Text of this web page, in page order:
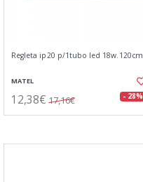
Regleta ip20 p/1tubo led 18w.120cm
MATEL
12,38€ 17,16€ - 28%